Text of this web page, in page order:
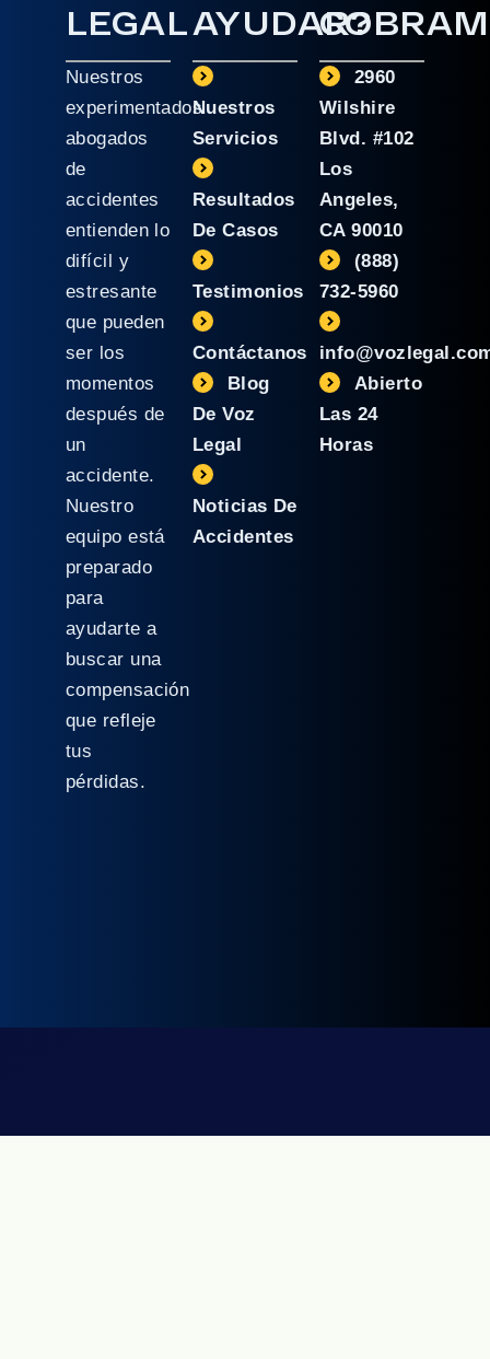
LEGAL
Nuestros
experimentados
abogados
de
accidentes
entienden lo
difícil y
estresante
que pueden
ser los
momentos
después de
un
accidente.
Nuestro
equipo está
preparado
para
ayudarte a
buscar una
compensación
que refleje
tus
pérdidas.
AYUDAR?
Nuestros
Servicios
Resultados
De Casos
Testimonios
Contáctanos
Blog
De Voz
Legal
Noticias De
Accidentes
2960
Wilshire
Blvd. #102
Los
Angeles,
CA 90010
(888)
732-5960
Abierto
Las 24
Horas